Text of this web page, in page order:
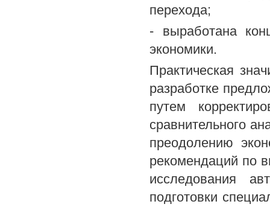
перехода;
- выработана
экономики.
Практическая
разработке
путем
сравнительного
преодолению
рекомендаций по
исследования
подготовки